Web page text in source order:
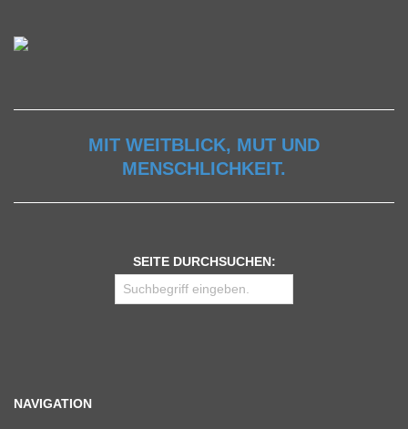
MIT WEITBLICK, MUT UND
MENSCHLICHKEIT.
SEITE DURCHSUCHEN:
NAVIGATION